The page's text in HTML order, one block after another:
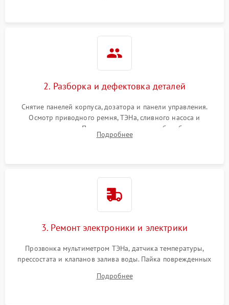
2. Разборка и дефектовка деталей
Снятие панелей корпуса, дозатора и панели управления.
Осмотр приводного ремня, ТЭНа, сливного насоса и
амортизаторов. Проверка подшипников барабана и
крестовины на износ, а манжеты люка на разрывы.
Подробнее
3. Ремонт электроники и электрики
Прозвонка мультиметром ТЭНа, датчика температуры,
прессостата и клапанов залива воды. Пайка поврежденных
Восстановление целостности проводки и контактов.
Подробнее